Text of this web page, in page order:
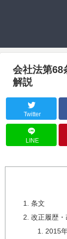
会社法第68
解説
Twitter
LINE
条文
改正履歴
2015